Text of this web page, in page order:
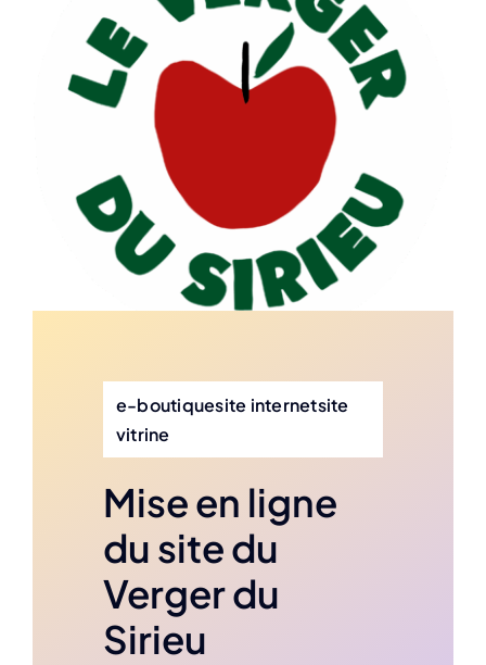
e-boutiquesite internetsite
vitrine
Mise en ligne
du site du
Verger du
Sirieu